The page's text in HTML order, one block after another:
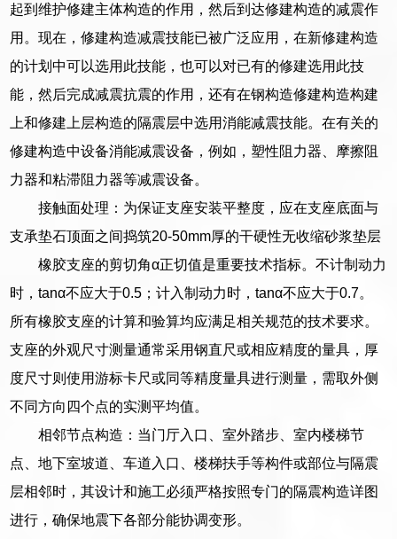
起到维护修建主体构造的作用，然后到达修建构造的减震作
用。现在，修建构造减震技能已被广泛应用，在新修建构造
的计划中可以选用此技能，也可以对已有的修建选用此技
能，然后完成减震抗震的作用，还有在钢构造修建构造构建
上和修建上层构造的隔震层中选用消能减震技能。在有关的
修建构造中设备消能减震设备，例如，塑性阻力器、摩擦阻
力器和粘滞阻力器等减震设备。
接触面处理：为保证支座安装平整度，应在支座底面与
支承垫石顶面之间捣筑20-50mm厚的干硬性无收缩砂浆垫层
橡胶支座的剪切角α正切值是重要技术指标。不计制动力
时，tanα不应大于0.5；计入制动力时，tanα不应大于0.7。
所有橡胶支座的计算和验算均应满足相关规范的技术要求。
支座的外观尺寸测量通常采用钢直尺或相应精度的量具，厚
度尺寸则使用游标卡尺或同等精度量具进行测量，需取外侧
不同方向四个点的实测平均值。
相邻节点构造：当门厅入口、室外踏步、室内楼梯节
点、地下室坡道、车道入口、楼梯扶手等构件或部位与隔震
层相邻时，其设计和施工必须严格按照专门的隔震构造详图
进行，确保地震下各部分能协调变形。